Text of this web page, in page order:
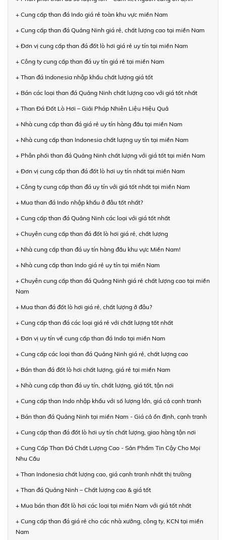
+ Cung cấp than đá Indo giá rẻ toàn khu vực miền Nam
+ Cung cấp than đá Quảng Ninh giá rẻ, chất lượng cao tại miền Nam
+ Đơn vị cung cấp than đá đốt lò hơi giá rẻ uy tín tại miền Nam
+ Công ty cung cấp than đá uy tín giá rẻ tại miền Nam
+ Than đá Indonesia nhập khẩu chất lượng giá tốt
+ Bán các loại than đá Quảng Ninh chất lượng cao với giá tốt nhất
+ Than Đá Đốt Lò Hơi – Giải Pháp Nhiên Liệu Hiệu Quả
+ Nhà cung cấp than đá giá rẻ uy tín hàng đầu tại miền Nam
+ Nhà cung cấp than Indonesia chất lượng uy tín tại miền Nam
+ Phân phối than đá Quảng Ninh chất lượng với giá tốt tại miền Nam
+ Đơn vị cung cấp than đá đốt lò hơi uy tín nhất tại miền Nam
+ Công ty cung cấp than đá uy tín với giá tốt nhất tại miền Nam
+ Mua than đá Indo nhập khẩu ở đâu tốt nhất?
+ Cung cấp than đá Quảng Ninh các loại với giá tốt nhất
+ Chuyên cung cấp than đá đốt lò hơi giá rẻ, chất lượng
+ Nhà cung cấp than đá uy tín hàng đầu khu vực Miền Nam!
+ Nhà cung cấp than Indo giá rẻ uy tín tại miền Nam
+ Chuyên cung cấp than đá Quảng Ninh giá rẻ chất lượng cao tại miền
Nam
+ Mua than đá đốt lò hơi giá rẻ, chất lượng ở đâu?
+ Cung cấp than đá các loại giá rẻ với chất lượng tốt nhất
+ Đơn vị uy tín về cung cấp than đá Indo tại miền Nam
+ Cung cấp các loại than đá Quảng Ninh giá rẻ, chất lượng cao
+ Bán than đá đốt lò hơi chất lượng, giá rẻ tại miền Nam
+ Nhà cung cấp than đá uy tín, chất lượng, giá tốt, tận nơi
+ Cung cấp than Indo nhập khẩu với số lượng lớn, giá cả cạnh tranh
+ Bán than đá Quảng Ninh tại miền Nam - Giá cả ổn định, cạnh tranh
+ Cung cấp than đá đốt lò hơi uy tín chất lượng, giao hàng tận nơi
+ Cung Cấp Than Đá Chất Lượng Cao - Sản Phẩm Tin Cậy Cho Mọi
Nhu Cầu
+ Than Indonesia chất lượng cao, giá cạnh tranh nhất thị trường
+ Than đá Quảng Ninh – Chất lượng cao & giá tốt
+ Mua bán than đốt lò hơi các loại tại miền Nam với giá tốt nhất
+ Cung cấp than đá giá rẻ cho các nhà xưởng, công ty, KCN tại miền
Nam